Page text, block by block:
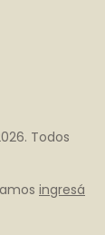
Todos
ingresá